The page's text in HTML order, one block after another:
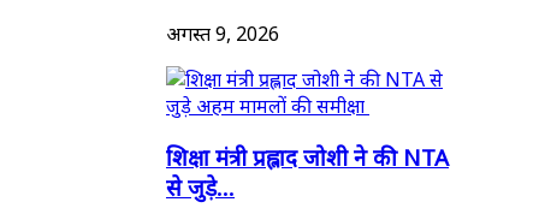
अगस्त 9, 2026
शिक्षा मंत्री प्रह्लाद जोशी ने की NTA
से जुड़े...